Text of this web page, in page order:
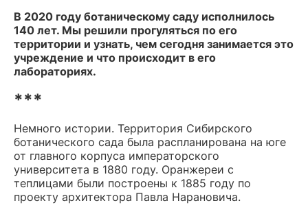
В 2020 году ботаническому саду исполнилось
140 лет. Мы решили прогуляться по его
территории и узнать, чем сегодня занимается это
учреждение и что происходит в его
лабораториях.
***
Немного истории. Территория Сибирского
ботанического сада была распланирована на юге
от главного корпуса императорского
университета в 1880 году. Оранжереи с
теплицами были построены к 1885 году по
проекту архитектора Павла Нарановича.